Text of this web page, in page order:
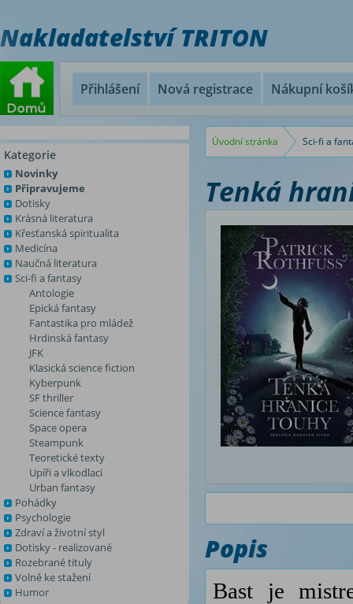
Nakladatelství TRITON
Přihlášení Nová registrace Nákupní
Kategorie
Novinky
Připravujeme
Dotisky
Krásná literatura
Křesťanská spiritualita
Medicína
Naučná literatura
Sci-fi a fantasy
Antologie
Epická fantasy
Fantastika pro mládež
Hrdinská fantasy
JFK
Klasická science fiction
Kyberpunk
SF thriller
Science fantasy
Space opera
Steampunk
Teoretické texty
Upíři a vlkodlaci
Urban fantasy
Pohádky
Psychologie
Zdraví a životní styl
Dotisky - realizované
Rozebrané tituly
Volně ke stažení
Humor
Úvodní stránka Sci-fi a
Tenká
Popis
Bast je